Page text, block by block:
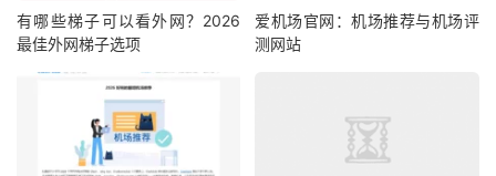
有哪些梯子可以看外网？2026
最佳外网梯子选项
爱机场官网：机场推荐与机场评
测网站